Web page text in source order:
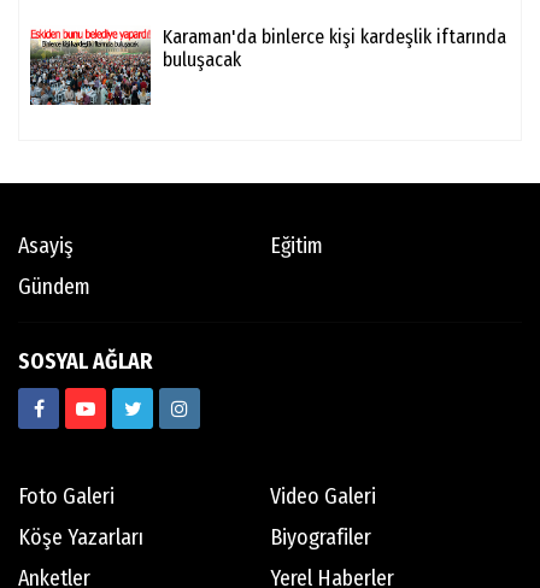
Karaman'da binlerce kişi kardeşlik iftarında
buluşacak
Asayiş
Eğitim
Gündem
SOSYAL AĞLAR
Foto Galeri
Video Galeri
Köşe Yazarları
Biyografiler
Anketler
Yerel Haberler